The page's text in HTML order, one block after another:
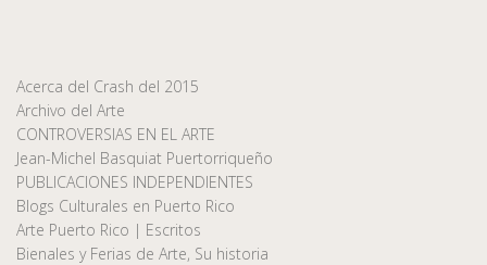
Acerca del Crash del 2015
Archivo del Arte
CONTROVERSIAS EN EL ARTE
Jean-Michel Basquiat Puertorriqueño
PUBLICACIONES INDEPENDIENTES
Blogs Culturales en Puerto Rico
Arte Puerto Rico | Escritos
Bienales y Ferias de Arte, Su historia